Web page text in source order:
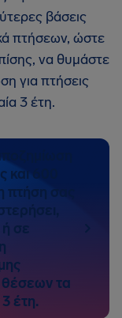
βάσεις
πτήσεων, ώστε
να θυμάστε
για πτήσεις
3 έτη.
600
πτήση σας
σε
τα
έτη.